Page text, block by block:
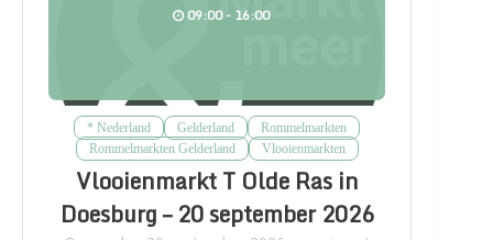
09:00 - 16:00
* Nederland Gelderland
Rommelmarkten
Rommelmarkten Gelderland
Vlooienmarkten
Vlooienmarkt T Olde Ras in
Doesburg – 20 september 2026